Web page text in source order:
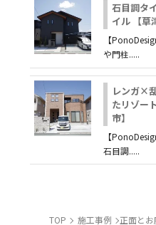
石目調タ
イル 【草
【
や門柱.....
レンガ×
たリゾー
市】
【
石目調.....
TOP 施工事例